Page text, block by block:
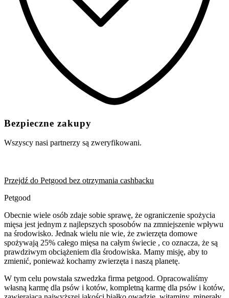
Bezpieczne zakupy
Wszyscy nasi partnerzy są zweryfikowani.
Przejdź do Petgood bez otrzymania cashbacku
Petgood
Obecnie wiele osób zdaje sobie sprawę, że ograniczenie spożycia
mięsa jest jednym z najlepszych sposobów na zmniejszenie wpływu
na środowisko. Jednak wielu nie wie, że zwierzęta domowe
spożywają 25% całego mięsa na całym świecie , co oznacza, że ​​są
prawdziwym obciążeniem dla środowiska. Mamy misję, aby to
zmienić, ponieważ kochamy zwierzęta i naszą planetę.
W tym celu powstała szwedzka firma petgood. Opracowaliśmy
własną karmę dla psów i kotów, kompletną karmę dla psów i kotów,